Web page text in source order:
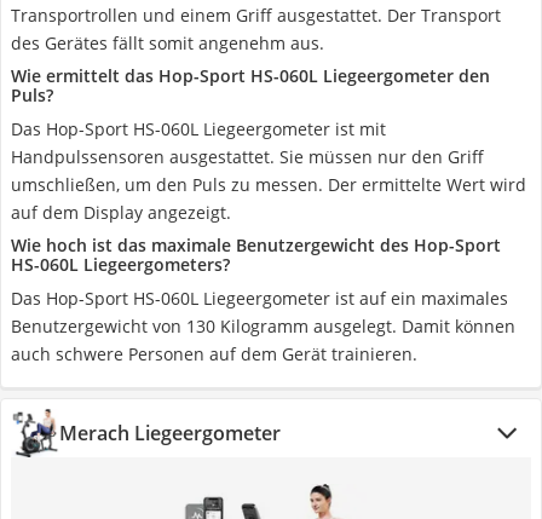
Transportrollen und einem Griff ausgestattet. Der Transport
des Gerätes fällt somit angenehm aus.
Wie ermittelt das Hop-Sport HS-060L Liegeergometer den
Puls?
Das Hop-Sport HS-060L Liegeergometer ist mit
Handpulssensoren ausgestattet. Sie müssen nur den Griff
umschließen, um den Puls zu messen. Der ermittelte Wert wird
auf dem Display angezeigt.
Wie hoch ist das maximale Benutzergewicht des Hop-Sport
HS-060L Liegeergometers?
Das Hop-Sport HS-060L Liegeergometer ist auf ein maximales
Benutzergewicht von 130 Kilogramm ausgelegt. Damit können
auch schwere Personen auf dem Gerät trainieren.
Merach Liegeergometer